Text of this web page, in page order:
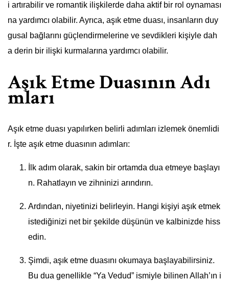
i artırabilir ve romantik ilişkilerde daha aktif bir rol oynaması
na yardımcı olabilir. Ayrıca, aşık etme duası, insanların duy
gusal bağlarını güçlendirmelerine ve sevdikleri kişiyle dah
a derin bir ilişki kurmalarına yardımcı olabilir.
Aşık Etme Duasının Adı
mları
Aşık etme duası yapılırken belirli adımları izlemek önemlidi
r. İşte aşık etme duasının adımları:
İlk adım olarak, sakin bir ortamda dua etmeye başlayı
n. Rahatlayın ve zihninizi arındırın.
Ardından, niyetinizi belirleyin. Hangi kişiyi aşık etmek
istediğinizi net bir şekilde düşünün ve kalbinizde hiss
edin.
Şimdi, aşık etme duasını okumaya başlayabilirsiniz.
Bu dua genellikle “Ya Vedud” ismiyle bilinen Allah’ın i